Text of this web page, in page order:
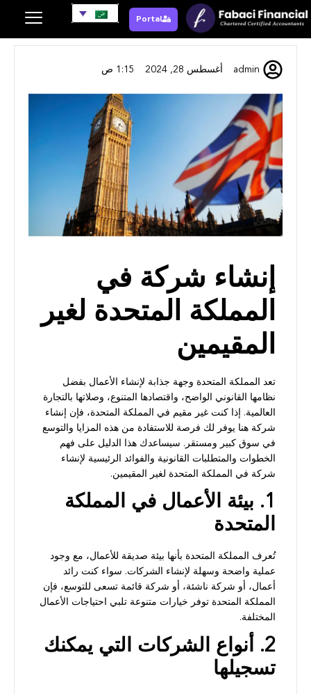
Portal
admin أغسطس 28, 2024 1:15 ص
إنشاء شركة في
المملكة المتحدة لغير
المقيمين
تعد المملكة المتحدة وجهة جذابة لإنشاء الأعمال بفضل
نظامها القانوني الواضح، واقتصادها المتنوع، وصلاتها بالتجارة
العالمية. إذا كنت غير مقيم في المملكة المتحدة، فإن إنشاء
شركة هنا يوفر لك فرصة للاستفادة من هذه المزايا والتوسع
في سوق كبير ومستقر. سيساعدك هذا الدليل على فهم
الخطوات والمتطلبات القانونية والفوائد الرئيسية لإنشاء
شركة في المملكة المتحدة لغير المقيمين.
1. بيئة الأعمال في المملكة
المتحدة
تُعرف المملكة المتحدة بأنها بيئة صديقة للأعمال، مع وجود
عملية واضحة وسهلة لإنشاء الشركات. سواء كنت رائد
أعمال، أو شركة ناشئة، أو شركة قائمة تسعى للتوسع، فإن
المملكة المتحدة توفر خيارات متنوعة تلبي احتياجات الأعمال
المختلفة.
2. أنواع الشركات التي يمكنك
تسجيلها